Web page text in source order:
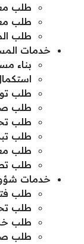
طلب
طلب
طلب
خدمات
بناء
طلب
طلب
طلب
طلب
طلب
طلب
خدمات
طلب
طلب
طلب
طلب